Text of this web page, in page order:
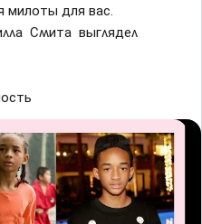
милоты для вас.
Сʍита выᴦʌядеʌ